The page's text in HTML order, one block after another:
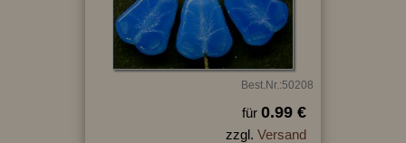
Best.Nr.:50208
für 0.99 €
zzgl. Versand